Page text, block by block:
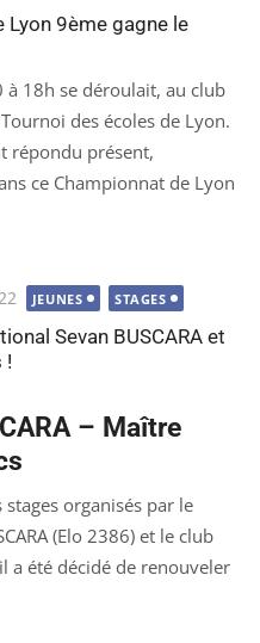
Lyon 9ème gagne le
18h se déroulait, au club
des écoles de Lyon.
répondu présent,
ce Championnat de Lyon
JEUNES STAGES
Sevan BUSCARA et
!
– Maître
organisés par le
(Elo 2386) et le club
a été décidé de renouveler